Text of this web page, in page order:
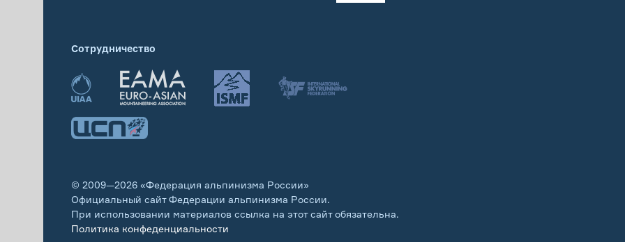
Сотрудничество
© 2009—2026 «Федерация альпинизма России»
Официальный сайт Федерации альпинизма России.
При использовании материалов ссылка на этот сайт обязательна.
Политика конфеденциальности